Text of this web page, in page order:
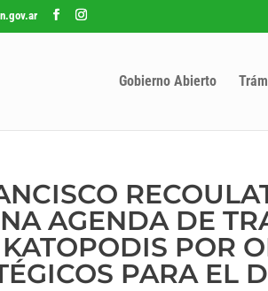
Gobierno Abierto
AGENDA DE
POR
PARA EL